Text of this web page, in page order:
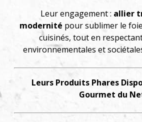
Leur engagement : allier
modernité pour sublimer le
cuisinés, tout en
environnementales et
Leurs Produits Phares
Gourmet du